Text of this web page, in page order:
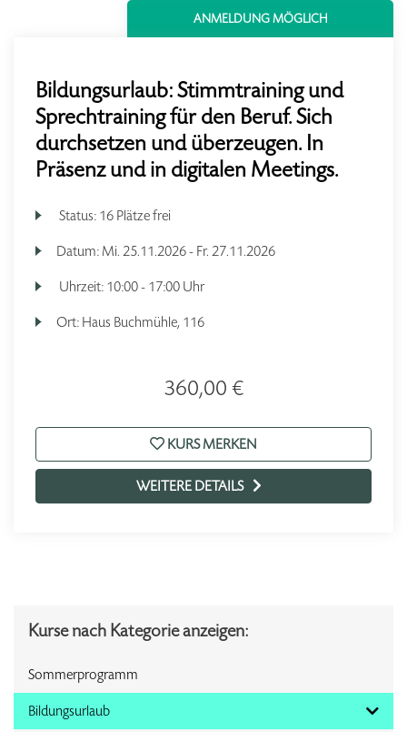
ANMELDUNG MÖGLICH
Bildungsurlaub: Stimmtraining und
Sprechtraining für den Beruf. Sich
durchsetzen und überzeugen. In
Präsenz und in digitalen Meetings.
Status: 16 Plätze frei
Datum: Mi. 25.11.2026 - Fr. 27.11.2026
Uhrzeit: 10:00 - 17:00 Uhr
Ort: Haus Buchmühle, 116
360,00 €
KURS MERKEN
WEITERE DETAILS
Kurse nach Kategorie anzeigen:
Sommerprogramm
Bildungsurlaub